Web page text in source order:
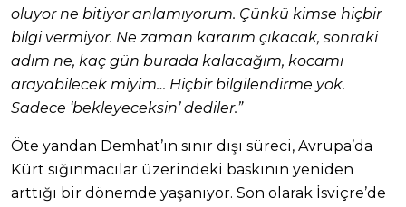
oluyor ne bitiyor anlamıyorum. Çünkü kimse hiçbir
bilgi vermiyor. Ne zaman kararım çıkacak, sonraki
adım ne, kaç gün burada kalacağım, kocamı
arayabilecek miyim… Hiçbir bilgilendirme yok.
Sadece ‘bekleyeceksin’ dediler.”
Öte yandan Demhat’ın sınır dışı süreci, Avrupa’da
Kürt sığınmacılar üzerindeki baskının yeniden
arttığı bir dönemde yaşanıyor. Son olarak İsviçre’de